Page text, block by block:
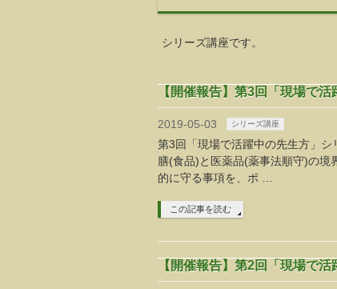
シリーズ講座です。
【開催報告】第3回「現場で
2019-05-03 シリーズ講座
第3回「現場で活躍中の先生方」
膳(食品)と医薬品(薬事法順守)の境
的に守る事項を、ポ …
この記事を読む
【開催報告】第2回「現場で